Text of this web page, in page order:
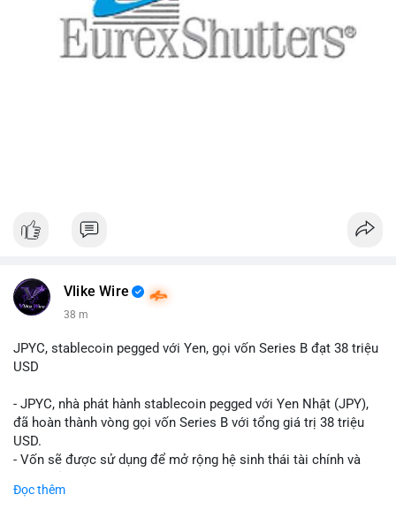
Vlike Wire
38 m
JPYC, stablecoin pegged với Yen, gọi vốn Series B đạt 38 triệu
USD
- JPYC, nhà phát hành stablecoin pegged với Yen Nhật (JPY),
đã hoàn thành vòng gọi vốn Series B với tổng giá trị 38 triệu
USD.
- Vốn sẽ được sử dụng để mở rộng hệ sinh thái tài chính và
- Mục tiêu là tăng tốc độ przyjęcie của token yen-pegged JPYC
Đọc thêm